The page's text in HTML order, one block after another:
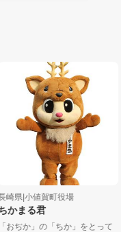
長崎県|小値賀町役場
ちかまる君
「おぢか」の「ちか」をとって